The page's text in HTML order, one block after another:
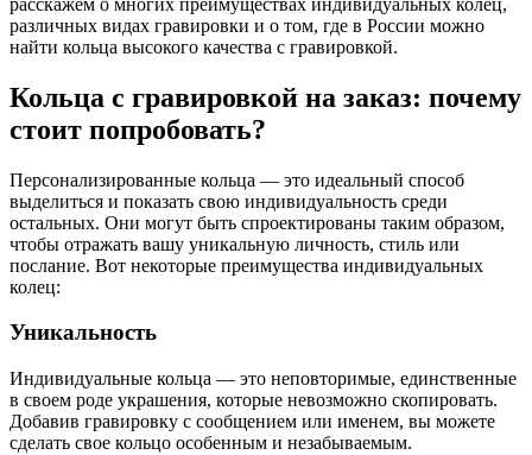
расскажем о многих преимуществах индивидуальных колец,
различных видах гравировки и о том, где в России можно
найти кольца высокого качества с гравировкой.
Кольца с гравировкой на заказ: почему
стоит попробовать?
Персонализированные кольца — это идеальный способ
выделиться и показать свою индивидуальность среди
остальных. Они могут быть спроектированы таким образом,
чтобы отражать вашу уникальную личность, стиль или
послание. Вот некоторые преимущества индивидуальных
колец:
Уникальность
Индивидуальные кольца — это неповторимые, единственные
в своем роде украшения, которые невозможно скопировать.
Добавив гравировку с сообщением или именем, вы можете
сделать свое кольцо особенным и незабываемым.